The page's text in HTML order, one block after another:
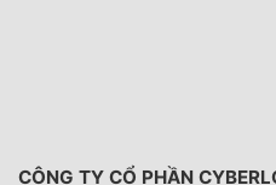
CÔNG TY CỔ PHẦN